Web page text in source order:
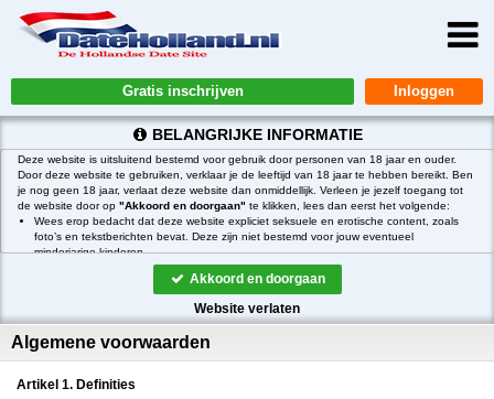
Gratis inschrijven
BELANGRIJKE INFORMATIE
Deze website is uitsluitend bestemd voor gebruik door personen van 18 jaar en ouder.
Door deze website te gebruiken, verklaar je de leeftijd van 18 jaar te hebben bereikt. Ben
je nog geen 18 jaar, verlaat deze website dan onmiddellijk. Verleen je jezelf toegang tot
de website door op "Akkoord en doorgaan" te klikken, lees dan eerst het volgende:
Wees erop bedacht dat deze website expliciet seksuele en erotische content, zoals
foto’s en tekstberichten bevat. Deze zijn niet bestemd voor jouw eventueel
minderjarige kinderen.
gebruikt functionele, analytische cookies, social media cookies en
vergelijkbare technieken, zoals Google Webmaster Tools, Google Analytics, Alexa
Certify, Yandex, Hotjar, Histats en Statcounter die automatisch gegevens kunnen
verzamelen wanneer je de website bezoekt. De gegevens verkregen uit de cookies,
teneinde het voor
Wees voorzichtig bij het praten met vreemden via deze website. Je weet immers nooit
achternaam, e-mailadres, huis- of werkadres, telefoonnummer of andere naar jou
Akkoord en doorgaan
Website verlaten
Algemene voorwaarden
Artikel 1. Definities